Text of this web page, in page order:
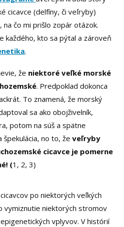
cicavce (delfíny, či veľryby)
na čo mi prišlo zopár otázok.
každého, kto sa pýtal a zároveň
.
že niektoré veľké morské
. Predpoklad dokonca
To znamená, že morský
sa ako obojživelník,
potom na súš a spätne
špekulácia, no to, ževeľryby
cicavce je pomerne
(1, 2, 3)
po niektorých veľkých
vymiznutie niektorých stromov
vplyvov. V histórií